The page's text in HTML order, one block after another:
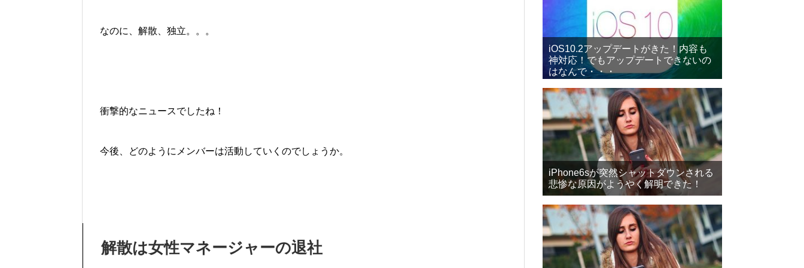
なのに、解散、独立。。。
衝撃的なニュースでしたね！
今後、どのようにメンバーは活動していくのでしょうか。
解散は女性マネージャーの退社
iOS10.2アップデートがきた！内容も
神対応！でもアップデートできないの
はなんで・・・
iPhone6sが突然シャットダウンされる
悲惨な原因がようやく解明できた！